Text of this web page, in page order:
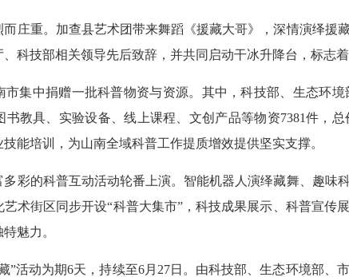
而庄重。加查县艺术团带来舞蹈《援藏大哥》，深情演绎
科技部相关领导先后致辞，并共同启动干冰升降台，标志
市集中捐赠一批科普物资与资源。其中，科技部、生态环
书教具、实验设备、线上课程、文创产品等物资7381件，
能培训，为山南全域科普工作提质增效提供坚实支撑。
多彩的科普互动活动轮番上演。智能机器人演绎藏舞、趣
术街区同步开设“科普大集市”，科技成果展示、科普宣
魅力。
”活动为期6天，持续至6月27日。由科技部、生态环境部